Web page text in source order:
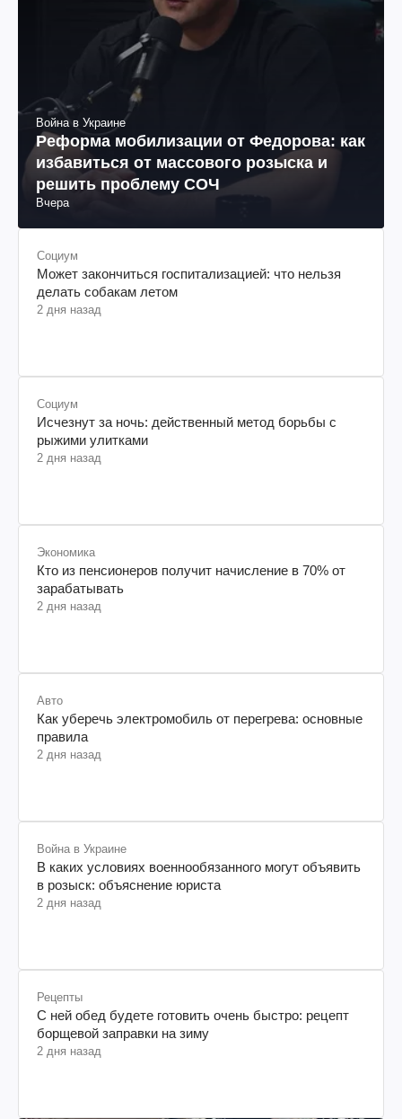
Война в Украине
Реформа мобилизации от Федорова: как
избавиться от массового розыска и
решить проблему СОЧ
Вчера
Социум
Может закончиться госпитализацией: что нельзя
делать собакам летом
2 дня назад
Социум
Исчезнут за ночь: действенный метод борьбы с
рыжими улитками
2 дня назад
Экономика
Кто из пенсионеров получит начисление в 70% от
зарабатывать
2 дня назад
Авто
Как уберечь электромобиль от перегрева: основные
правила
2 дня назад
Война в Украине
В каких условиях военнообязанного могут объявить
в розыск: объяснение юриста
2 дня назад
Рецепты
С ней обед будете готовить очень быстро: рецепт
борщевой заправки на зиму
2 дня назад